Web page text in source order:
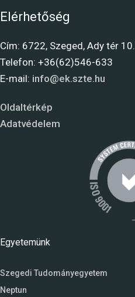
Elérhetőség
Cím: 6722, Szeged, Ady tér 10.
Telefon: +36(62)546-633
E-mail: info@ek.szte.hu
Oldaltérkép
Adatvédelem
Egyetemünk
Szegedi Tudományegyetem
Neptun